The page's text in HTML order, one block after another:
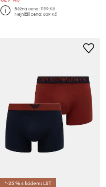
Běžná cena:1199 Kč
Nejnižší cena:839 Kč
*-25 % s kódem: LST